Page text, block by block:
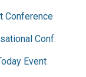
Conference
Conf.
Event